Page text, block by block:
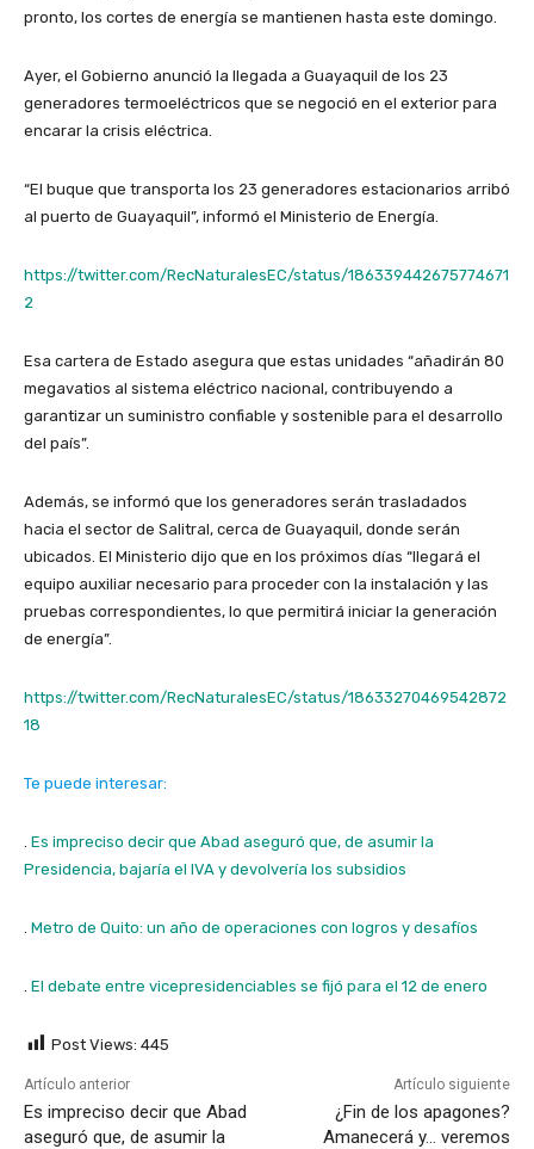
pronto, los cortes de energía se mantienen hasta este domingo.
Ayer, el Gobierno anunció la llegada a Guayaquil de los 23
generadores termoeléctricos que se negoció en el exterior para
encarar la crisis eléctrica.
“El buque que transporta los 23 generadores estacionarios arribó
al puerto de Guayaquil”, informó el Ministerio de Energía.
https://twitter.com/RecNaturalesEC/status/186339442675774671
2
Esa cartera de Estado asegura que estas unidades “añadirán 80
megavatios al sistema eléctrico nacional, contribuyendo a
garantizar un suministro confiable y sostenible para el desarrollo
del país”.
Además, se informó que los generadores serán trasladados
hacia el sector de Salitral, cerca de Guayaquil, donde serán
ubicados. El Ministerio dijo que en los próximos días “llegará el
equipo auxiliar necesario para proceder con la instalación y las
pruebas correspondientes, lo que permitirá iniciar la generación
de energía”.
https://twitter.com/RecNaturalesEC/status/18633270469542872
18
Te puede interesar:
Es impreciso decir que Abad aseguró que, de asumir la
Presidencia, bajaría el IVA y devolvería los subsidios
Metro de Quito: un año de operaciones con logros y desafíos
El debate entre vicepresidenciables se fijó para el 12 de enero
Post Views: 445
Artículo anterior
Es impreciso decir que Abad
aseguró que, de asumir la
Artículo siguiente
¿Fin de los apagones?
Amanecerá y… veremos